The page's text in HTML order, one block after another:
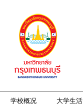
学校概况 大学生活